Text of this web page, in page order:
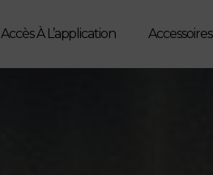
Accès À L’application Accessoires